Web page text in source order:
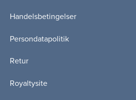
Handelsbetingelser
Persondatapolitik
Retur
Royaltysite